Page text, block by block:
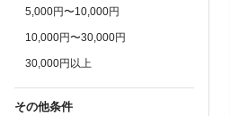
5,000円〜10,000円
10,000円〜30,000円
30,000円以上
その他条件